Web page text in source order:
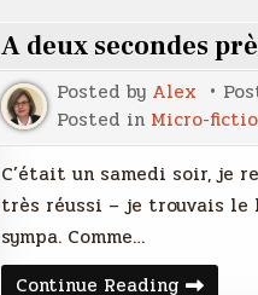
A deux secondes
Posted by Alex
Posted in Micro-
C’était un samedi soir, je
très réussi – je trouvais
sympa. Comme…
Continue Reading A